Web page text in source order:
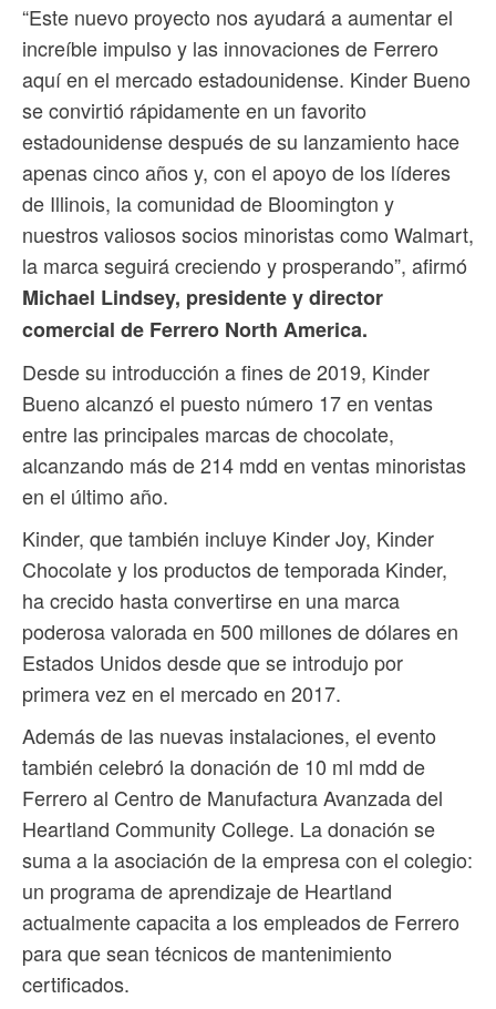
“Este nuevo proyecto nos ayudará a aumentar el
increíble impulso y las innovaciones de Ferrero
aquí en el mercado estadounidense. Kinder Bueno
se convirtió rápidamente en un favorito
estadounidense después de su lanzamiento hace
apenas cinco años y, con el apoyo de los líderes
de Illinois, la comunidad de Bloomington y
nuestros valiosos socios minoristas como Walmart,
la marca seguirá creciendo y prosperando”, afirmó
Michael Lindsey, presidente y director
comercial de Ferrero North America.
Desde su introducción a fines de 2019, Kinder
Bueno alcanzó el puesto número 17 en ventas
entre las principales marcas de chocolate,
alcanzando más de 214 mdd en ventas minoristas
en el último año.
Kinder, que también incluye Kinder Joy, Kinder
Chocolate y los productos de temporada Kinder,
ha crecido hasta convertirse en una marca
poderosa valorada en 500 millones de dólares en
Estados Unidos desde que se introdujo por
primera vez en el mercado en 2017.
Además de las nuevas instalaciones, el evento
también celebró la donación de 10 ml mdd de
Ferrero al Centro de Manufactura Avanzada del
Heartland Community College. La donación se
suma a la asociación de la empresa con el colegio:
un programa de aprendizaje de Heartland
actualmente capacita a los empleados de Ferrero
para que sean técnicos de mantenimiento
certificados.